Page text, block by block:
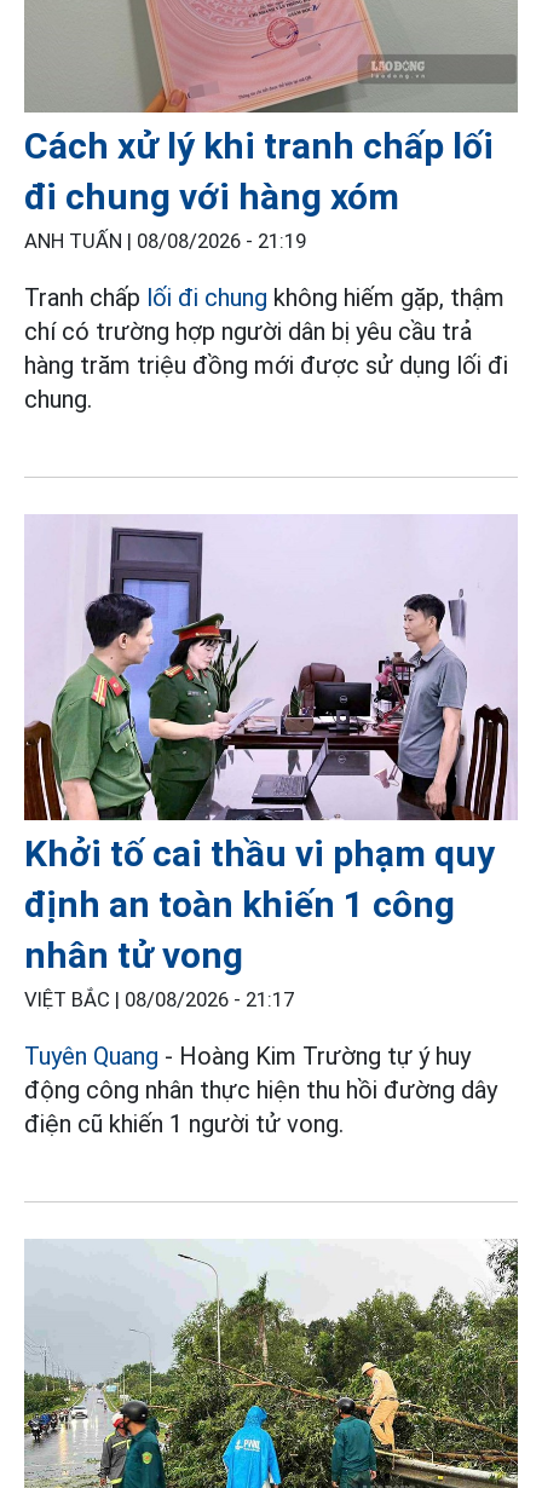
Cách xử lý khi tranh chấp lối
đi chung với hàng xóm
ANH TUẤN | 08/08/2026 - 21:19
Tranh chấp lối đi chung không hiếm gặp, thậm
chí có trường hợp người dân bị yêu cầu trả
hàng trăm triệu đồng mới được sử dụng lối đi
chung.
Khởi tố cai thầu vi phạm quy
định an toàn khiến 1 công
nhân tử vong
VIỆT BẮC | 08/08/2026 - 21:17
Tuyên Quang - Hoàng Kim Trường tự ý huy
động công nhân thực hiện thu hồi đường dây
điện cũ khiến 1 người tử vong.